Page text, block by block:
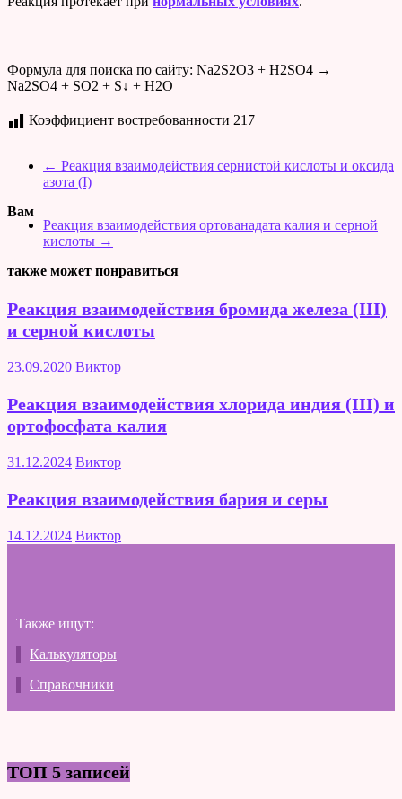
Формула для поиска по сайту: Na2S2O3 + H2SO4 →
Na2SO4 + SO2 + S↓ + H2O
Коэффициент востребованности 217
← Реакция взаимодействия сернистой кислоты и оксида
азота (I)
Реакция взаимодействия ортованадата калия и серной
кислоты →
Вам
также может понравиться
Реакция взаимодействия бромида железа (III)
и серной кислоты
23.09.2020 Виктор
Реакция взаимодействия хлорида индия (III) и
ортофосфата калия
31.12.2024 Виктор
Реакция взаимодействия бария и серы
14.12.2024 Виктор
Также ищут:
Калькуляторы
Справочники
ТОП 5 записей